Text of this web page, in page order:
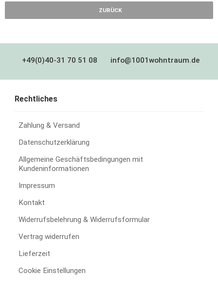
ZURÜCK
+49(0)40-31 70 51 08 info@1001wohntraum.de
Rechtliches
Zahlung & Versand
Datenschutzerklärung
Allgemeine Geschäftsbedingungen mit
Kundeninformationen
Impressum
Kontakt
Widerrufsbelehrung & Widerrufsformular
Vertrag widerrufen
Lieferzeit
Cookie Einstellungen